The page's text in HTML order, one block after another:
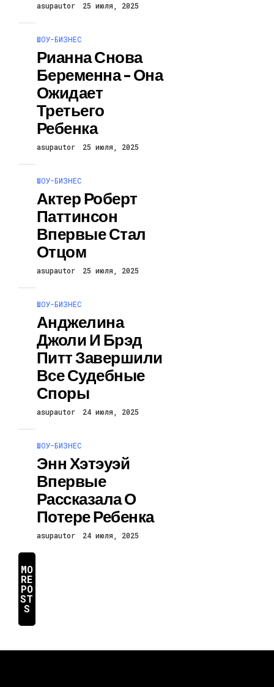
asupautor 25 июля, 2025
ШОУ-БИЗНЕС
Рианна Снова
Беременна – Она
Ожидает
Третьего
Ребенка
asupautor 25 июля, 2025
ШОУ-БИЗНЕС
Актер Роберт
Паттинсон
Впервые Стал
Отцом
asupautor 25 июля, 2025
ШОУ-БИЗНЕС
Анджелина
Джоли И Брэд
Питт Завершили
Все Судебные
Споры
asupautor 24 июля, 2025
ШОУ-БИЗНЕС
Энн Хэтэуэй
Впервые
Рассказала О
Потере Ребенка
asupautor 24 июля, 2025
MO
RE
PO
ST
S